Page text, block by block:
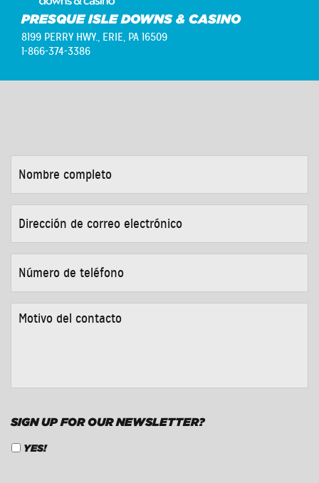
PRESQUE ISLE DOWNS & CASINO
8199 PERRY HWY., ERIE, PA 16509
1-866-374-3386
COMPLETO *
DE
CORREO
ELECTRÓNICO *
DE
TELÉFONO *
DEL
SIGN UP FOR OUR NEWSLETTER?
YES!